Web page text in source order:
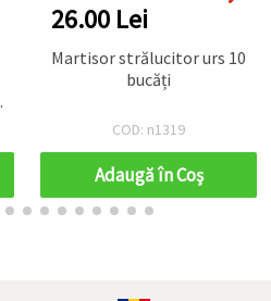
26.00 Lei
Martisor strălucitor urs 10
bucăți
COD: n1319
Adaugă în Coş